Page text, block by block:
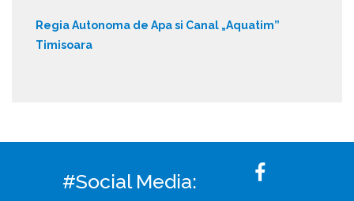
Regia Autonoma de Apa si Canal „Aquatim”
Timisoara
#Social Media: